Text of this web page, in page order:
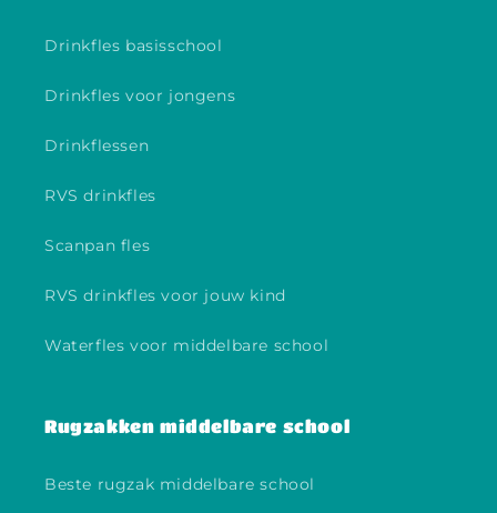
Drinkfles basisschool
Drinkfles voor jongens
Drinkflessen
RVS drinkfles
Scanpan fles
RVS drinkfles voor jouw kind
Waterfles voor middelbare school
Rugzakken middelbare school
Beste rugzak middelbare school